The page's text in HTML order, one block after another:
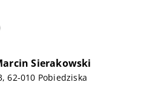
Sierakowski
62-010 Pobiedziska